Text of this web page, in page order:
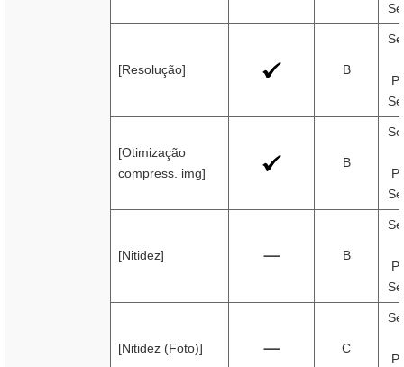
[Resolução] B
[Otimização
compress. img]
B
[Nitidez] B
[Nitidez (Foto)] C